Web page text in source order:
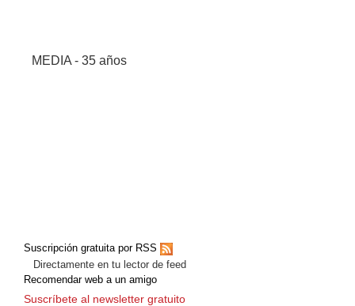
MEDIA - 35 años
Suscripción gratuita por RSS
Directamente en tu lector de feed
Recomendar web a un amigo
Suscríbete al newsletter gratuito